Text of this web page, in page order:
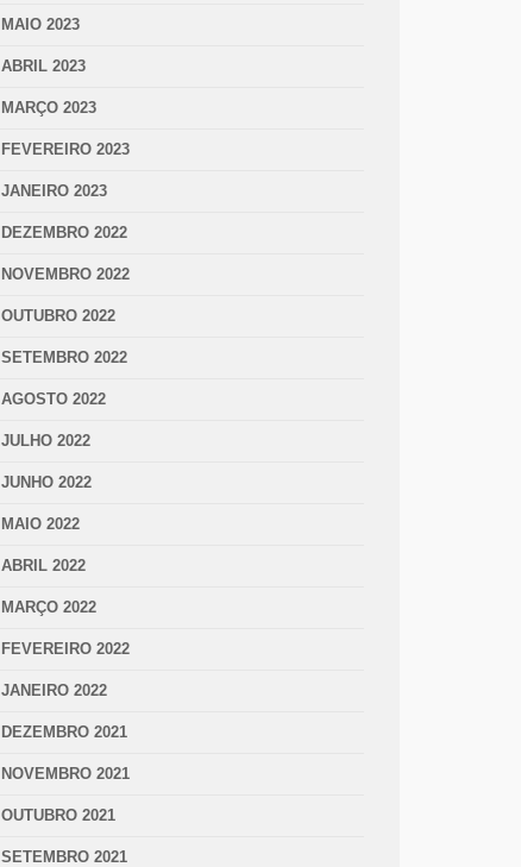
MAIO 2023
ABRIL 2023
MARÇO 2023
FEVEREIRO 2023
JANEIRO 2023
DEZEMBRO 2022
NOVEMBRO 2022
OUTUBRO 2022
SETEMBRO 2022
AGOSTO 2022
JULHO 2022
JUNHO 2022
MAIO 2022
ABRIL 2022
MARÇO 2022
FEVEREIRO 2022
JANEIRO 2022
DEZEMBRO 2021
NOVEMBRO 2021
OUTUBRO 2021
SETEMBRO 2021